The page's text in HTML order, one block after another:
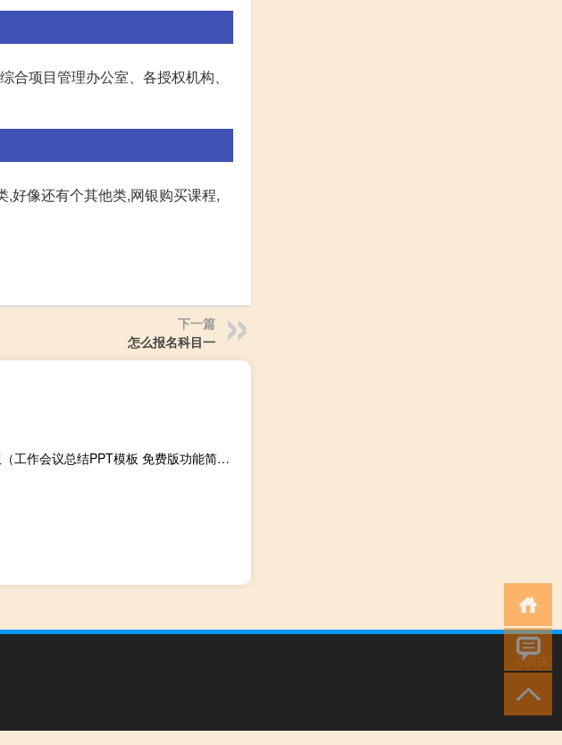
项目管理办公室、各授权机构、
好像还有个其他类,网银购买课程,
下一篇
怎么报名科目一
工作会议总结PPT模板 免费版（工作会议总结PPT模板 免费版功能简介）
小男孩